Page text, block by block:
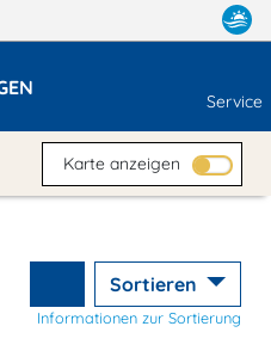
Service
Karte anzeigen
Sortieren
Informationen zur Sortierung